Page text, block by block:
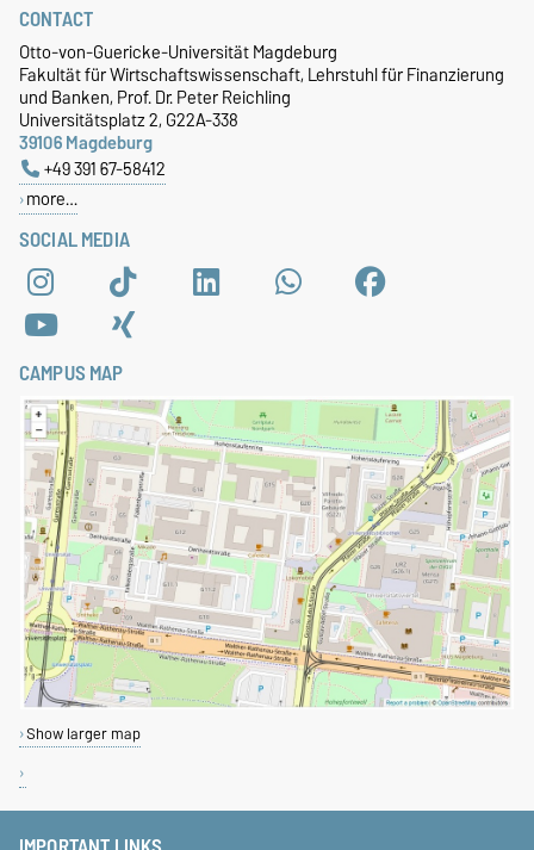
SOCIAL MEDIA
CONTACT
Otto-von-Guericke-Universität Magdeburg
Fakultät für Wirtschaftswissenschaft, Lehrstuhl für Finanzierung
und Banken, Prof. Dr. Peter Reichling
Universitätsplatz 2, G22A-338
39106 Magdeburg
+49 391 67-58412
more…
CAMPUS MAP
Show larger map